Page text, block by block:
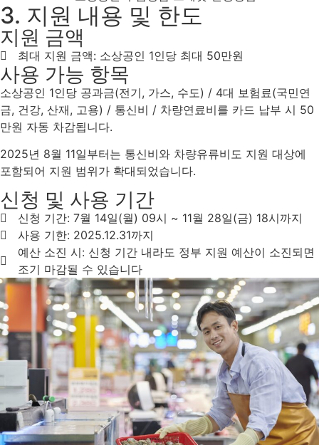
3. 지원 내용 및 한도
지원 금액
최대 지원 금액: 소상공인 1인당 최대 50만원
사용 가능 항목
소상공인 1인당 공과금(전기, 가스, 수도) / 4대 보험료(국민연
금, 건강, 산재, 고용) / 통신비 / 차량연료비를 카드 납부 시 50
만원 자동 차감됩니다.
2025년 8월 11일부터는 통신비와 차량유류비도 지원 대상에
포함되어 지원 범위가 확대되었습니다.
신청 및 사용 기간
신청 기간: 7월 14일(월) 09시 ~ 11월 28일(금) 18시까지
사용 기한: 2025.12.31까지
예산 소진 시: 신청 기간 내라도 정부 지원 예산이 소진되면
조기 마감될 수 있습니다